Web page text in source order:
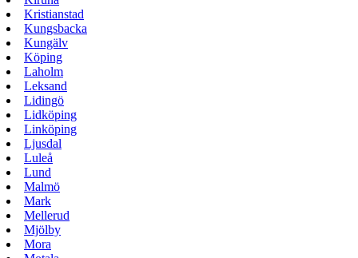
Kristianstad
Kungsbacka
Kungälv
Köping
Laholm
Leksand
Lidingö
Lidköping
Linköping
Ljusdal
Luleå
Lund
Malmö
Mark
Mellerud
Mjölby
Mora